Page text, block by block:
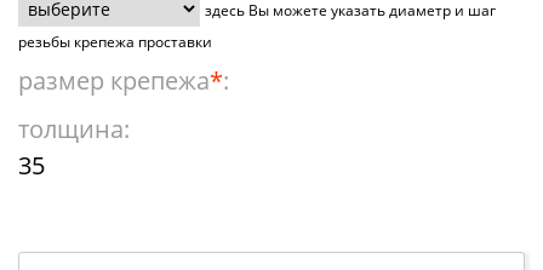
здесь Вы можете указать диаметр и шаг
резьбы крепежа проставки
размер крепежа*:
толщина:
35